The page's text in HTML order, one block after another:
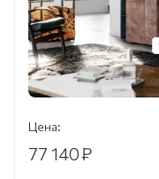
Цена:
77 140₽